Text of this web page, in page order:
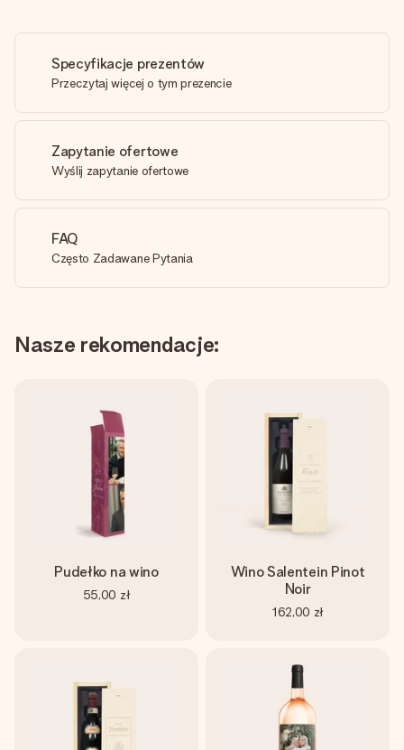
Specyfikacje prezentów
Przeczytaj więcej o tym prezencie
Zapytanie ofertowe
Wyślij zapytanie ofertowe
FAQ
Często Zadawane Pytania
Nasze rekomendacje:
Pudełko na wino
55,00 zł
Wino Salentein Pinot
Noir
162,00 zł